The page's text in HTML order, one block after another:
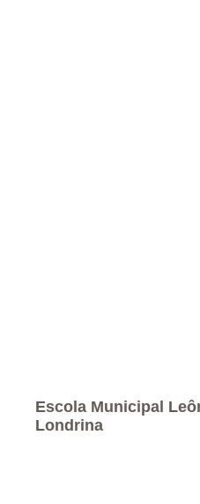
Escola Municipal
Londrina